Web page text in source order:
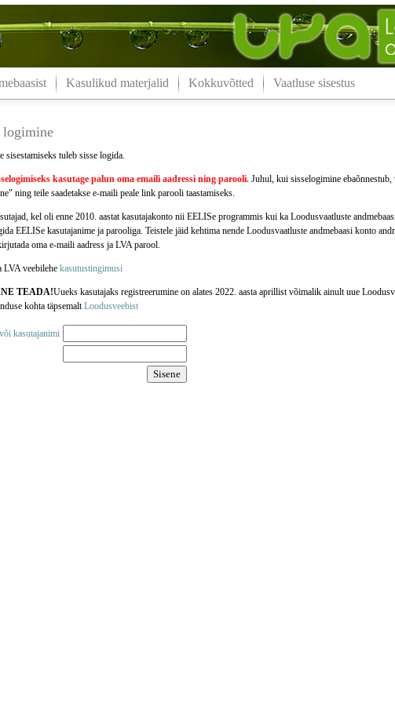
Kasulikud materjalid Kokkuvõtted Vaatluse sisestus
logimine
sisestamiseks tuleb sisse logida.
kasutage palun oma emaili aadressining parooli.Juhul, kui sisselogimine
ning teile saadetakse e-maili peale link parooli taastamiseks.
kel oli enne 2010. aastat kasutajakonto nii EELISe programmis kui ka Loodusvaatluste
EELISe kasutajanime ja parooliga. Teistele jäid kehtima nende Loodusvaatluste andmebaasi konto
oma e-maili aadress ja LVA parool.
LVA veebilehe kasutustingimusi
TEADA!Uueks kasutajaks registreerumine on alates 2022. aasta aprillist võimalik ainult uue
kohta täpsemaltLoodusveebist
kasutajanimi